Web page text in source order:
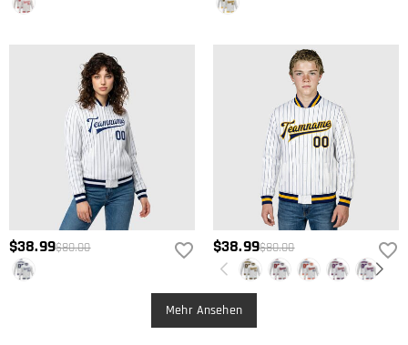
Erstattung des Kaufpreises zurückgeben. Wenn Sie mehr wissen
$38.99$80.00 $38.99$80.00
Mehr Ansehen